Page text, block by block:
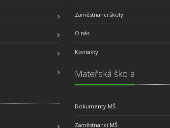
Zaměstnanci školy
O nás
Kontakty
Mateřská škola
Dokumenty MŠ
Zaměstnanci MŠ